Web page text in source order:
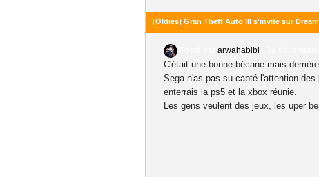
[Oldies] Gran Theft Auto III s'invite sur
arwahabibi
C'était une bonne bécane mais
Sega n'as pas su capté l'attention
enterrais la ps5 et la xbox réunie.
Les gens veulent des jeux, les uper